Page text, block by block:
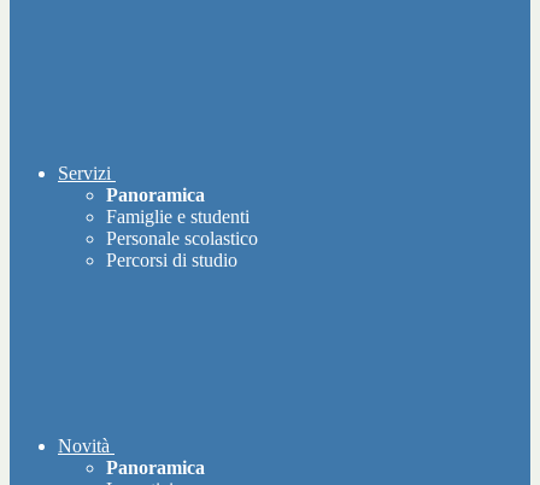
Servizi
Panoramica
Famiglie e studenti
Personale scolastico
Percorsi di studio
Novità
Panoramica